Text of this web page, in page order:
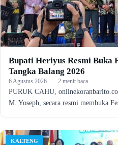
Bupati Heriyus Resmi Buka
Tangka Balang 2026
6 Agustus 2026 · 2 menit baca
PURUK CAHU,
M. Yoseph, secara resmi membuka
KALTENG